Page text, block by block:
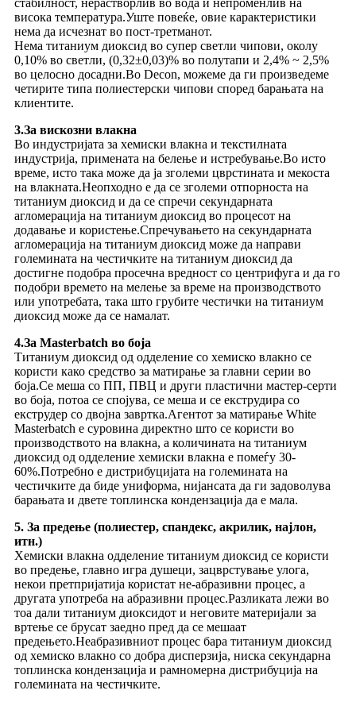
стабилност, нерастворлив во вода и непроменлив на
висока температура.Уште повеќе, овие карактеристики
нема да исчезнат во пост-третманот.
Нема титаниум диоксид во супер светли чипови, околу
0,10% во светли, (0,32±0,03)% во полутапи и 2,4% ~ 2,5%
во целосно досадни.Во Decon, можеме да ги произведеме
четирите типа полиестерски чипови според барањата на
клиентите.
3.За вискозни влакна
Во индустријата за хемиски влакна и текстилната
индустрија, примената на белење и истребување.Во исто
време, исто така може да ја зголеми цврстината и мекоста
на влакната.Неопходно е да се зголеми отпорноста на
титаниум диоксид и да се спречи секундарната
агломерација на титаниум диоксид во процесот на
додавање и користење.Спречувањето на секундарната
агломерација на титаниум диоксид може да направи
големината на честичките на титаниум диоксид да
достигне подобра просечна вредност со центрифуга и да го
подобри времето на мелење за време на производството
или употребата, така што грубите честички на титаниум
диоксид може да се намалат.
4.За Masterbatch во боја
Титаниум диоксид од одделение со хемиско влакно се
користи како средство за матирање за главни серии во
боја.Се меша со ПП, ПВЦ и други пластични мастер-серти
во боја, потоа се спојува, се меша и се екструдира со
екструдер со двојна завртка.Агентот за матирање White
Masterbatch е суровина директно што се користи во
производството на влакна, а количината на титаниум
диоксид од одделение хемиски влакна е помеѓу 30-
60%.Потребно е дистрибуцијата на големината на
честичките да биде униформа, нијансата да ги задоволува
барањата и двете топлинска кондензација да е мала.
5. За предење (полиестер, спандекс, акрилик, најлон,
итн.)
Хемиски влакна одделение титаниум диоксид се користи
во предење, главно игра душеци, зацврстување улога,
некои претпријатија користат не-абразивни процес, а
другата употреба на абразивни процес.Разликата лежи во
тоа дали титаниум диоксидот и неговите материјали за
вртење се брусат заедно пред да се мешаат
предењето.Неабразивниот процес бара титаниум диоксид
од хемиско влакно со добра дисперзија, ниска секундарна
топлинска кондензација и рамномерна дистрибуција на
големината на честичките.